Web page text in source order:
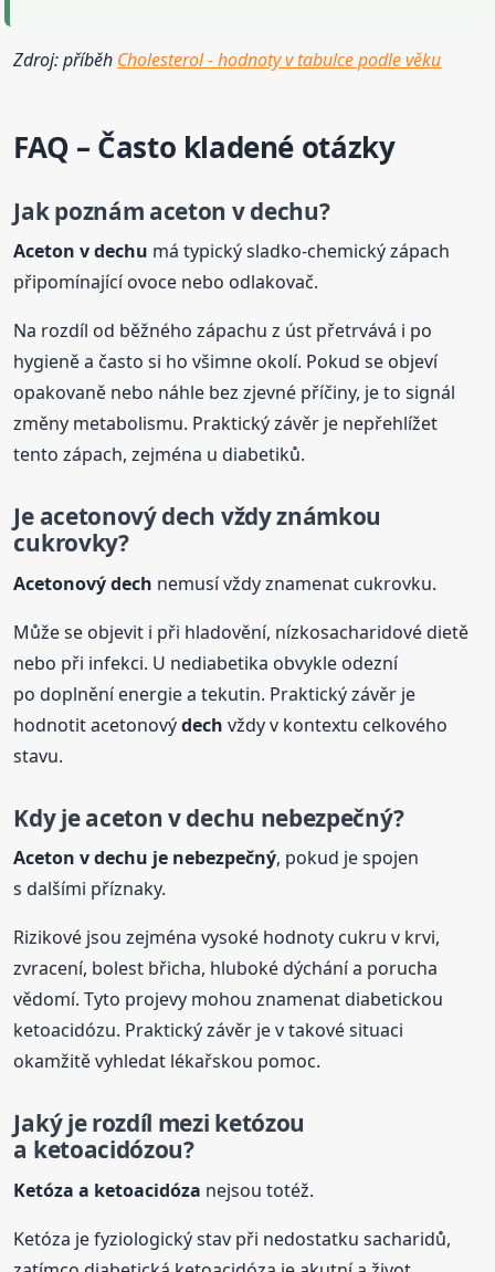
Zdroj: příběh Cholesterol - hodnoty v tabulce podle věku
FAQ – Často kladené otázky
Jak poznám aceton vdechu?
Aceton vdechu má typický sladko-chemický zápach
připomínající ovoce nebo odlakovač.
Na rozdíl od běžného zápachu z úst přetrvává i po
hygieně a často si ho všimne okolí. Pokud se objeví
opakovaně nebo náhle bez zjevné příčiny, je to signál
změny metabolismu. Praktický závěr je nepřehlížet
tento zápach, zejména u diabetiků.
Je acetonovýdech vždy známkou
cukrovky?
Acetonovýdech nemusí vždy znamenat cukrovku.
Může se objevit i při hladovění, nízkosacharidové dietě
nebo při infekci. U nediabetika obvykle odezní
po doplnění energie a tekutin. Praktický závěr je
hodnotit acetonovýdech vždy v kontextu celkového
stavu.
Kdy je aceton vdechu nebezpečný?
Aceton vdechu je nebezpečný, pokud je spojen
s dalšími příznaky.
Rizikové jsou zejména vysoké hodnoty cukru v krvi,
zvracení, bolest břicha, hluboké dýchání a porucha
vědomí. Tyto projevy mohou znamenat diabetickou
ketoacidózu. Praktický závěr je v takové situaci
okamžitě vyhledat lékařskou pomoc.
Jaký je rozdíl mezi ketózou
a ketoacidózou?
Ketóza a ketoacidóza nejsou totéž.
Ketóza je fyziologický stav při nedostatku sacharidů,